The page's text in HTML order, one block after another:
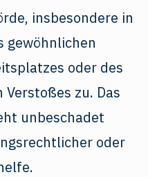
insbesondere in
gewöhnlichen
oder des
zu. Das
unbeschadet
oder